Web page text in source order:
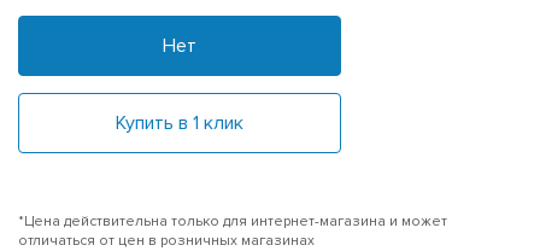
Нет
Купить в 1 клик
*Цена действительна только для интернет-магазина и может
отличаться от цен в розничных магазинах